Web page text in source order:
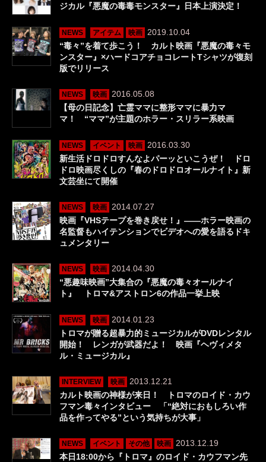
ジカル『悪魔の毒毒モンスター』日本上演決定！
NEWS アイテム 映画
2019.10.04
“毒々”を着て歩こう！ カルト映画『悪魔の毒々モ
ンスター』×ハードコアチョコレートTシャツが復刻
版でリリース
NEWS 映画
2016.05.08
【母の日記念】亡霊ママに整形ママに暴力マ
マ！ “ママ”が主題のホラー・スリラー系映画
NEWS イベント 映画
2016.03.30
新生活ドロドロすんなよパーッといこうぜ！ ドロ
ドロ映画尽くしの『春のドロドロオールナイト』新
文芸坐にて開催
NEWS 映画
2014.07.27
映画『VHSテープを巻き戻せ！』――ホラー映画の
名監督もハイテンションでビデオへの愛を語るドキ
ュメンタリー
NEWS 映画
2014.04.30
“悪趣味映画”大集合の『悪魔の毒々オールナイ
ト』 トロマ&アストロン6の作品一挙上映
NEWS 映画
2014.01.23
トロマが贈る超暴力的ミュージカルがDVDレンタル
開始！ レンガが武器だよ！ 映画『ヘヴィメタ
ル・ミュージカル』
INTERVIEW 映画
2013.12.21
カルト映画の神様が来日！ トロマのロイド・カウ
フマン毒々インタビュー 「“絶対におもしろい作
品を作ってやる”という気持ちが大事」
NEWS イベント その他 映画
2013.12.19
本日18:00から『トロマ』のロイド・カウフマン先